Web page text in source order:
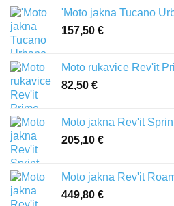
'Moto jakna Tucano
157,50 €
Moto rukavice Rev'it
82,50 €
Moto jakna Rev'it
205,10 €
Moto jakna Rev'it
449,80 €